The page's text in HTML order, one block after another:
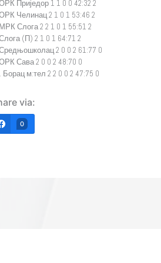
Приједор 1 1 0 0 42:32 2
Челинац 2 1 0 1 53:46 2
Слога 2 2 1 0 1 55:51 2
(П) 2 1 0 1 64:71 2
2 0 0 2 61:77 0
Сава 2 0 0 2 48:70 0
Борац м:тел 2 2 0 0 2 47:75 0
via:
0